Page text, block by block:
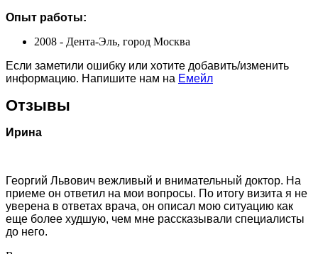
Опыт работы:
2008 - Дента-Эль, город Москва
Если заметили ошибку или хотите добавить/изменить
информацию. Напишите нам на Емейл
Отзывы
Ирина
Георгий Львович вежливый и внимательный доктор. На
приеме он ответил на мои вопросы. По итогу визита я не
уверена в ответах врача, он описал мою ситуацию как
еще более худшую, чем мне рассказывали специалисты
до него.